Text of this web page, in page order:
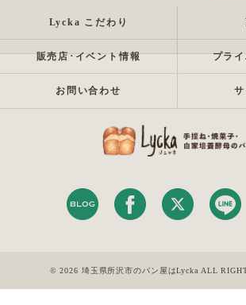
Lycka こだわり
販売店･イベント情報 プラ
お問い合わせ
© 2026 埼玉県所沢市のパン屋はLycka ALL